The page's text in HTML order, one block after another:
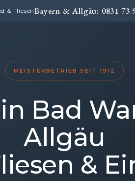
& FliesenBayern & Allgäu: 0831 73
MEISTERBETRIEB SEIT 1912
Bad
Allgäu
&